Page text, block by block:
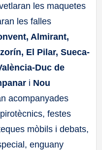
les maquetes
les falles
Almirant,
El Pilar, Sueca-
Duc de
i Nou
acompanyades
festes
mòbils i debats,
enguany